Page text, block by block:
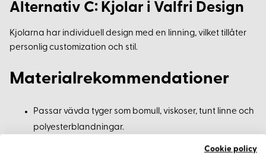
Alternativ C: Kjolar i Valfri Design
Kjolarna har individuell design med en linning, vilket tillåter
personlig customization och stil.
Materialrekommendationer
Passar vävda tyger som bomull, viskoser, tunt linne och
polyesterblandningar.
Säkerställ att tvätta tyger som kan krympa innan du
Cookie policy